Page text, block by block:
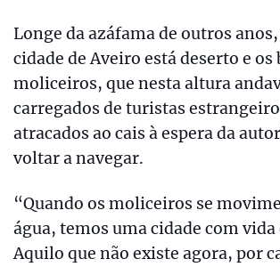
Longe da azáfama de outros
cidade de Aveiro está deserto e os
moliceiros, que nesta altura
carregados de turistas
atracados ao cais à espera da
voltar a navegar.
“Quando os moliceiros se
água, temos uma cidade com
Aquilo que não existe agora, por